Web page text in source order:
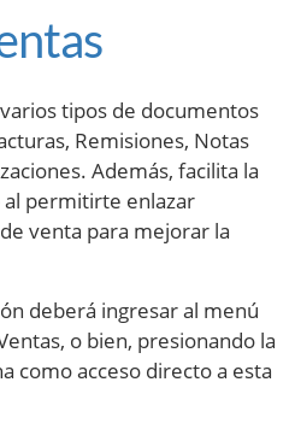
tipos de documentos
Remisiones, Notas
Además, facilita la
permitirte enlazar
venta para mejorar la
deberá ingresar al menú
o bien, presionando la
como acceso directo a esta